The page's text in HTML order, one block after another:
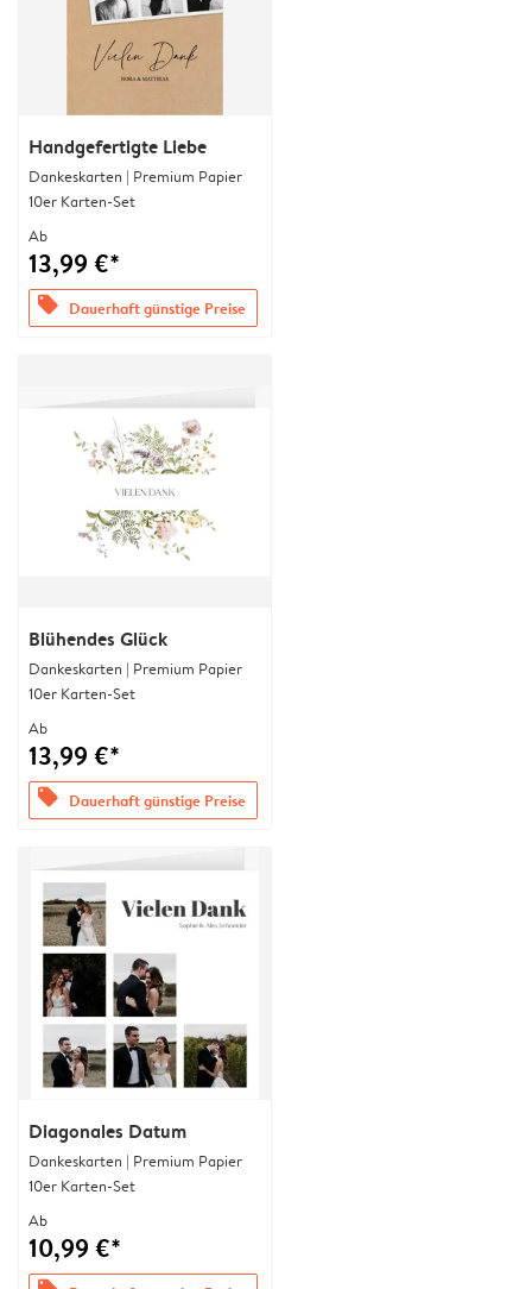
Handgefertigte Liebe
Dankeskarten | Premium Papier
10er Karten-Set
Ab
13,99 €*
offers Dauerhaft günstige Preise
Blühendes Glück
Dankeskarten | Premium Papier
10er Karten-Set
Ab
13,99 €*
offers Dauerhaft günstige Preise
Diagonales Datum
Dankeskarten | Premium Papier
10er Karten-Set
Ab
10,99 €*